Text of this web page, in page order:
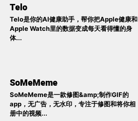
Telo
Telo是你的AI健康助手，帮你把Apple健康和
Apple Watch里的数据变成每天看得懂的身
体...
SoMeMeme
SoMeMeme是一款修图&amp;制作GIF的
app，无广告，无水印，专注于修图和将你相
册中的视频...